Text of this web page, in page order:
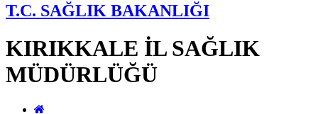
T.C. SAĞLIK BAKANLIĞI
KIRIKKALE İL SAĞLIK
MÜDÜRLÜĞÜ